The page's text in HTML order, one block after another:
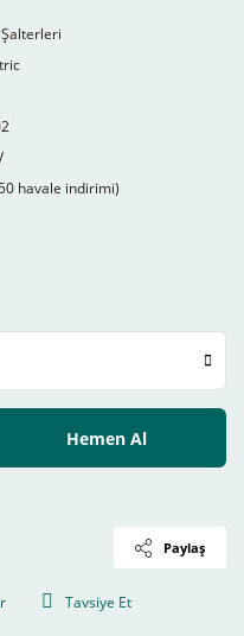
havale indirimi)
Hemen Al
Paylaş
Tavsiye Et